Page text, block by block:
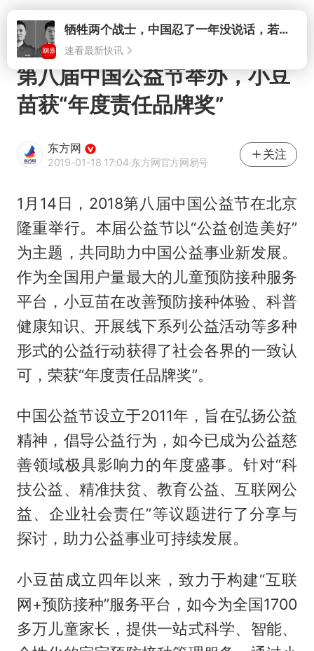
打开牺牲两个战士，中国忍了一年没说话，若菲律宾死了人，他会开战吗
速看最新快讯
第八届中国公益节举办，小豆
苗获“年度责任品牌奖”
东方网
2019-01-18 17:04·东方网官方网易号
关注
1月14日，2018第八届中国公益节在北京
隆重举行。本届公益节以“公益创造美好”
为主题，共同助力中国公益事业新发展。
作为全国用户量最大的儿童预防接种服务
平台，小豆苗在改善预防接种体验、科普
健康知识、开展线下系列公益活动等多种
形式的公益行动获得了社会各界的一致认
可，荣获“年度责任品牌奖”。
中国公益节设立于2011年，旨在弘扬公益
精神，倡导公益行为，如今已成为公益慈
善领域极具影响力的年度盛事。针对“科
技公益、精准扶贫、教育公益、互联网公
益、企业社会责任”等议题进行了分享与
探讨，助力公益事业可持续发展。
小豆苗成立四年以来，致力于构建“互联
网+预防接种”服务平台，如今为全国1700
多万儿童家长，提供一站式科学、智能、